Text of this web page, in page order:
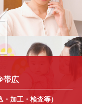
帯広
加工・検査等）